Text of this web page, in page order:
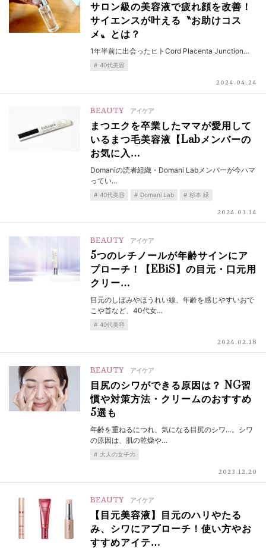
サロン級の美容液で疲れ顔を改善！
サイエンスが叶える〝お助けコス
メ〟とは？
1年半前に出会ったヒトCord Placenta Junction…
40代美容
2024.04.24
BEAUTY アイケア
まつエクを卒業したママが愛用して
いるまつ毛美容液【Labメンバーの
お気に入…
Domaniの読者組織・Domani Labメンバーが今ハマ
ってい…
40代美容 Domani Lab 杉本 緑
2024.03.14
BEAUTY アイケア
5つのレチノールが年齢サインにア
プローチ！【EBiS】の目元・口元用
クリー…
目元のしぼみやほうれい線、年齢を感じやすいおで
こや首など、40代女…
40代美容
2024.02.18
BEAUTY アイケア
目尻のシワができる原因は？ NG習
慣や対策方法・クリームのおすすめ
5選も
年齢を重ねるにつれ、気になる目尻のシワ…。シワ
の原因は、肌の乾燥や…
大人の女子力
2023.12.20
BEAUTY アイケア
【目元美容液】目元のハリやたる
み、シワにアプローチ！使い方やお
すすめアイテ…